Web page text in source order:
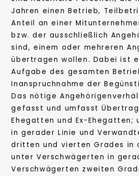
Jahren einen Betrieb,
Anteil an einer
bzw. der ausschließlich
sind, einem oder mehreren
übertragen wollen. Dabei ist
Aufgabe des gesamten
Inanspruchnahme der
Das nötige
gefasst und umfasst
Ehegatten und Ex-Ehegatten;
in gerader Linie und
dritten und vierten Grades in
unter Verschwägerten in
Verschwägerten zweiten